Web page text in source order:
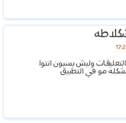
وليش يسبون انتوا
مو في التطبيق